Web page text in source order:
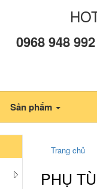
0968 948
Sản phẩm
Trang chủ
PHỤ